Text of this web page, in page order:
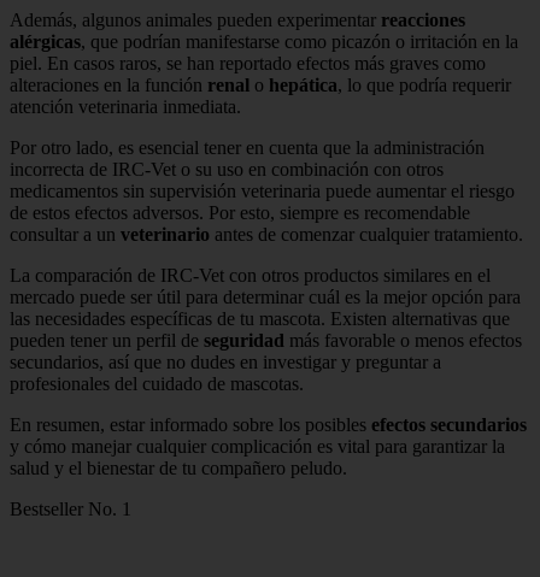
Además, algunos animales pueden experimentar reacciones
alérgicas, que podrían manifestarse como picazón o irritación en la
piel. En casos raros, se han reportado efectos más graves como
alteraciones en la función renal o hepática, lo que podría requerir
atención veterinaria inmediata.
Por otro lado, es esencial tener en cuenta que la administración
incorrecta de IRC-Vet o su uso en combinación con otros
medicamentos sin supervisión veterinaria puede aumentar el riesgo
de estos efectos adversos. Por esto, siempre es recomendable
consultar a un veterinario antes de comenzar cualquier tratamiento.
La comparación de IRC-Vet con otros productos similares en el
mercado puede ser útil para determinar cuál es la mejor opción para
las necesidades específicas de tu mascota. Existen alternativas que
pueden tener un perfil de seguridad más favorable o menos efectos
secundarios, así que no dudes en investigar y preguntar a
profesionales del cuidado de mascotas.
En resumen, estar informado sobre los posibles efectos secundarios
y cómo manejar cualquier complicación es vital para garantizar la
salud y el bienestar de tu compañero peludo.
Bestseller No. 1